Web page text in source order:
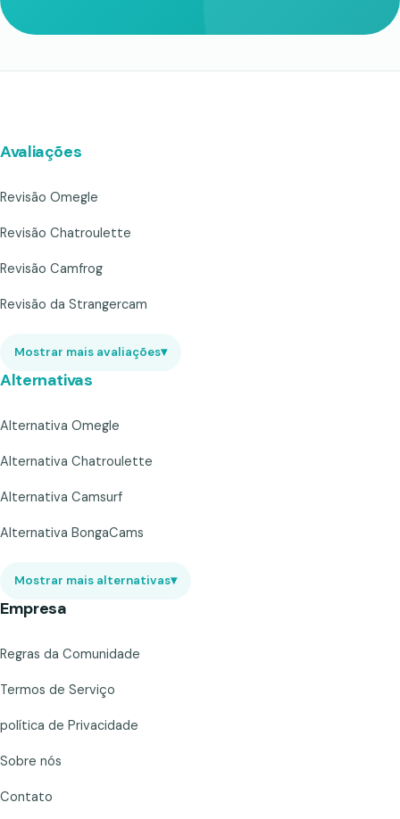
Avaliações
Revisão Omegle
Revisão Chatroulette
Revisão Camfrog
Revisão da Strangercam
Mostrar mais avaliações▾
Alternativas
Alternativa Omegle
Alternativa Chatroulette
Alternativa Camsurf
Alternativa BongaCams
Mostrar mais alternativas▾
Empresa
Regras da Comunidade
Termos de Serviço
política de Privacidade
Sobre nós
Contato